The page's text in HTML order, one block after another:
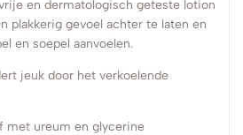
en dermatologisch geteste lotion
plakkerig gevoel achter te laten en
en soepel aanvoelen.
jeuk door het verkoelende
met ureum en glycerine